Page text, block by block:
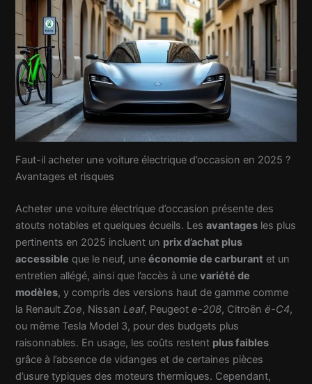
Faut-il acheter une voiture électrique d’occasion en 2025 ?
Avantages et risques
Acheter une voiture électrique d’occasion présente des
atouts notables et quelques écueils. Lesavantages les plus
pertinents en 2025 incluent un prix d’achat plus
accessible que le neuf, uneéconomie de carburant et un
entretien allégé, ainsi que l’accès à unevariété de
modèles, y compris des versions haut de gamme comme
la RenaultZoe, NissanLeaf, Peugeote-208, Citroënë-C4,
ou même Tesla Model 3, pour des budgets plus
raisonnables. En usage, les coûts restent plus faibles
grâce à l’absence de vidanges et de certaines pièces
d’usure typiques des moteurs thermiques. Cependant,